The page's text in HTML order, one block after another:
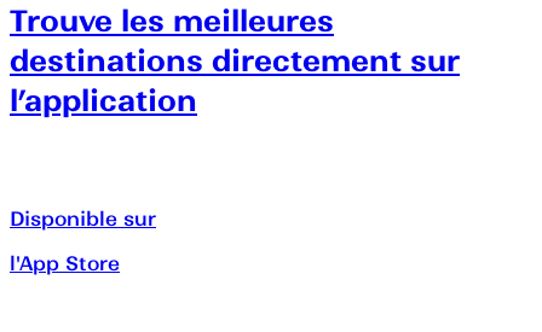
Trouve les meilleures
destinations directement sur
l’application
Disponible sur
l'App Store